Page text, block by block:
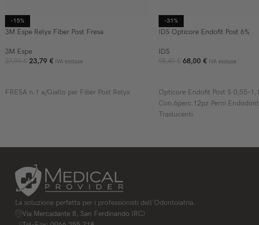
-15%
3M Espe Relyx Fiber Post Fresa
3M Espe
27,99€ 23,79 € IVA esclusa
FRESA n.1 a/Giallo per Fiber Post Relyx
-31%
IDS Opticore Endofit Post 6%
IDS
98,49€ 68,00 € IVA esclusa
Opticore Endofit Post S 0,55-
Con.6perc.12pz Perni
Traslucenti
La soluzione perfetta per i professionisti dell'Odontoiatria.
Via Mercadante 8, San Ferdinando (RC)